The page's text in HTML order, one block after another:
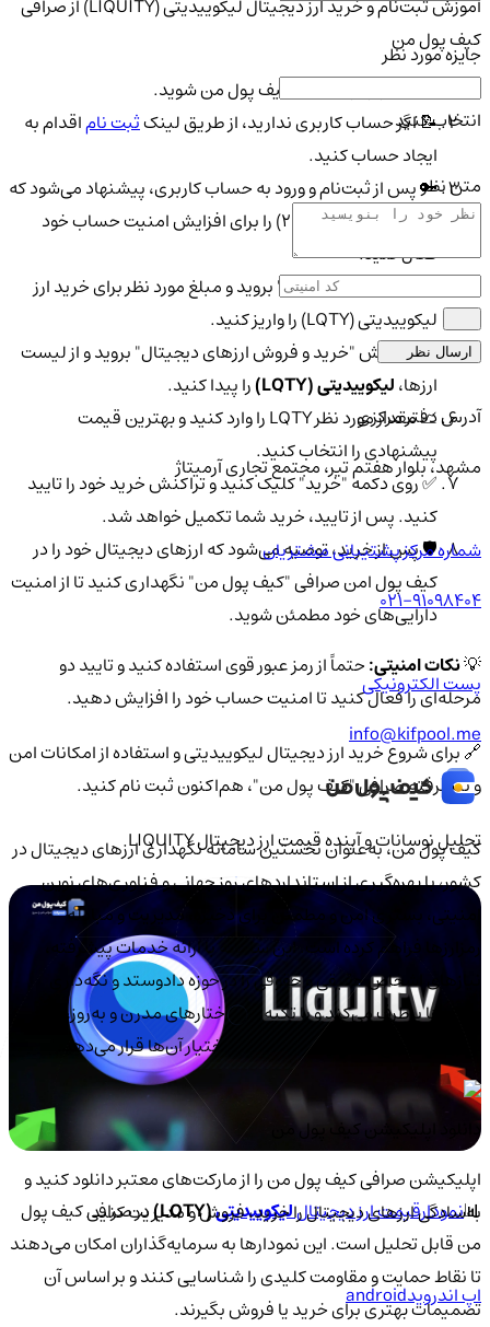
آموزش ثبت‌نام و خرید ارز دیجیتال لیکوییدیتی (LIQUITY) از صرافی
کیف پول من
🌐 ابتدا وارد وب‌سایت کیف پول من شوید.
📝 اگر حساب کاربری ندارید، از طریق لینکثبت ناماقدام به
ایجاد حساب کنید.
🔑 پس از ثبت‌نام و ورود به حساب کاربری، پیشنهاد می‌شود که
تایید دو مرحله‌ای (2FA) را برای افزایش امنیت حساب خود
فعال کنید.
💳 به بخش "واریز وجه" بروید و مبلغ مورد نظر برای خرید ارز
لیکوییدیتی (LQTY) را واریز کنید.
🔍 به بخش "خرید و فروش ارزهای دیجیتال" بروید و از لیست
ارزها،لیکوییدیتی (LQTY)
را پیدا کنید.
📈 مقدار مورد نظر LQTY را وارد کنید و بهترین قیمت
پیشنهادی را انتخاب کنید.
✅ روی دکمه "خرید" کلیک کنید و تراکنش خرید خود را تایید
کنید. پس از تایید، خرید شما تکمیل خواهد شد.
🛡️ پس از خرید، توصیه می‌شود که ارزهای دیجیتال خود را در
کیف پول امن صرافی "کیف پول من" نگهداری کنید تا از امنیت
دارایی‌های خود مطمئن شوید.
💡نکات امنیتی:حتماً از رمز عبور قوی استفاده کنید و تایید دو
مرحله‌ای را فعال کنید تا امنیت حساب خود را افزایش دهید.
🔗 برای شروع خرید ارز دیجیتال لیکوییدیتی و استفاده از امکانات امن
و پیشرفته صرافی "کیف پول من"، هم‌اکنون ثبت نام کنید.
تحلیل نوسانات و آینده قیمت ارز دیجیتال LIQUITY
📊نمودارقیمت ارز دیجیتاللیکوییدیتی(LQTY)
در صرافی کیف پول
من قابل تحلیل است. این نمودارها به سرمایه‌گذاران امکان می‌دهند
تا نقاط حمایت و مقاومت کلیدی را شناسایی کنند و بر اساس آن
تصمیمات بهتری برای خرید یا فروش بگیرند.
جایزه مورد نظر
انتخاب کنید
متن نظر
ارسال نظر
آدرس دفتر مرکزی
مشهد، بلوار هفتم تیر، مجتمع تجاری آرمیتاژ
شماره مرکز پشتیبانی مشتریان
021-91098404
پست الکترونیکی
info@kifpool.me
کیف‌ پول من، به‌عنوان نخستین سامانه نگهداری ارزهای دیجیتال در
کشور، با بهره‌گیری از استانداردهای روز جهانی و فناوری‌های نوین
امنیتی، بستری امن و مطمئن برای ذخیره، مدیریت و مبادله
رمزارزها فراهم کرده است. این سامانه با ارائه خدمات پیشرفته،
نیازهای اشخاص حقیقی و حقوقی را در حوزه دادوستد و نگه‌داری
رمزارزها برطرف می‌کند و با تکیه بر ساختارهای مدرن و به‌روز،
تجربه‌ای سریع، ایمن و کاربرپسند در اختیار آن‌ها قرار می‌دهد.
دانلود اپلیکیشن کیف‌ پول من
اپلیکیشن صرافی کیف پول من را از مارکت‌های معتبر دانلود کنید و
به‌سادگی ارزهای دیجیتال را خرید، فروش و مدیریت کنید.
اپ اندرویدandroid